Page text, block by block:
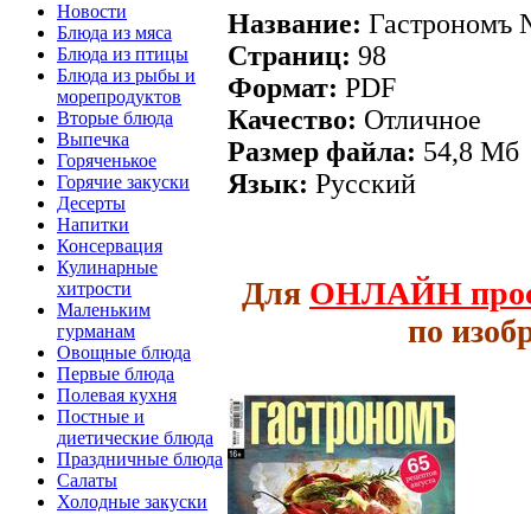
Новости
Блюда из мяса
Блюда из птицы
Блюда из рыбы и
морепродуктов
Вторые блюда
Выпечка
Горяченькое
Горячие закуски
Десерты
Напитки
Консервация
Кулинарные
хитрости
Маленьким
гурманам
Овощные блюда
Первые блюда
Полевая кухня
Постные и
диетические блюда
Праздничные блюда
Салаты
Холодные закуски
Название: Гастрономъ
Страниц: 98
Формат: PDF
Качество: Отличное
Размер файла: 54,8 Мб
Язык: Русский
Для ОНЛАЙН
по